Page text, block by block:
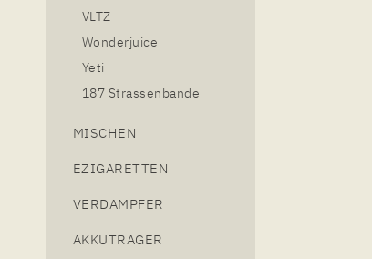
VLTZ
Wonderjuice
Yeti
187 Strassenbande
MISCHEN
EZIGARETTEN
VERDAMPFER
AKKUTRÄGER